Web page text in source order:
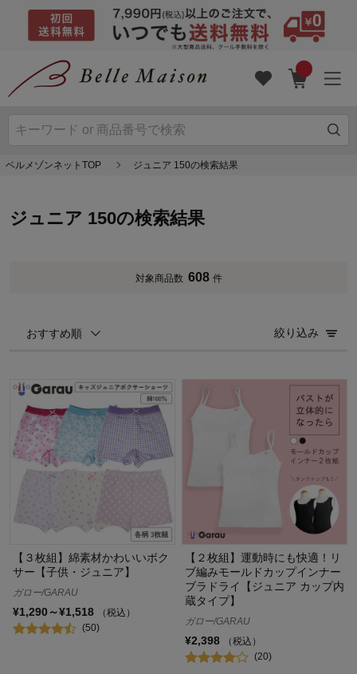
ベルメゾンネットTOP ジュニア 150の検索結果
ジュニア 150の検索結果
対象商品数 608 件
おすすめ順 絞り込み
【３枚組】綿素材かわいいボク
サー【子供・ジュニア】
ガロー/GARAU
¥1,290～¥1,518
（税込）
(50)
【２枚組】運動時にも快適！リ
ブ編みモールドカップインナー
ブラドライ【ジュニア カップ内
蔵タイプ】
ガロー/GARAU
¥2,398
（税込）
(20)